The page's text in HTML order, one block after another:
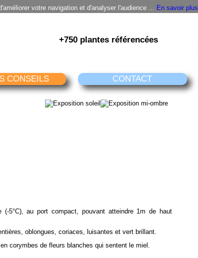
votre navigation et d'analyser l'audience ... En savoir plus
+750 plantes référencées
CONSEILS CONTACT
5°C), au port compact, pouvant atteindre 1m de haut
oblongues,coriaces, luisantes et vert brillant.
corymbes de fleurs blanches qui sentent le miel.